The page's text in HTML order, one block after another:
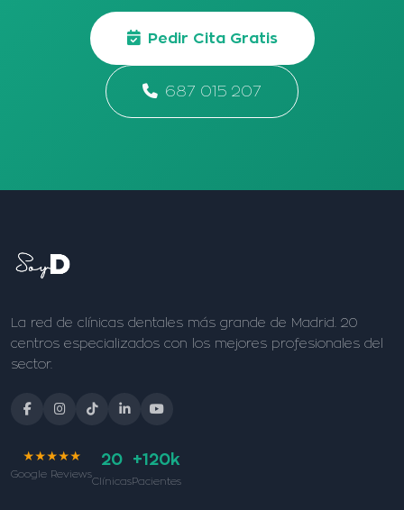
Pedir Cita Gratis
687 015 207
La red de clínicas dentales más grande de Madrid. 20
centros especializados con los mejores profesionales del
sector.
★★★★★
Google Reviews
20
Clínicas
+120k
Pacientes